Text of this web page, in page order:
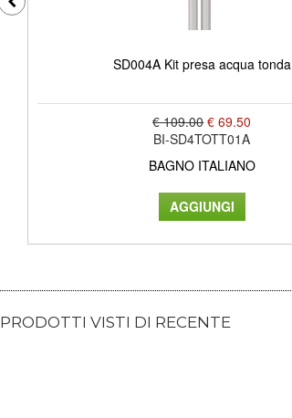
SD004A Kit presa acqua tonda
€ 109.00 € 69.50
BI-SD4TOTT01A
BAGNO ITALIANO
PRODOTTI VISTI DI RECENTE